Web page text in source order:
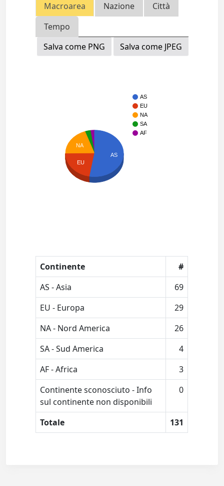
Macroarea Nazione
Città
Tempo
Salva come PNG
Salva come JPEG
AS
EU
NA
SA
AF
NA
EU
AS
Continente
#
AS - Asia
69
EU - Europa
29
NA - Nord America
26
SA - Sud America
4
AF - Africa
3
Continente sconosciuto - Info
sul continente non disponibili
0
Totale 131